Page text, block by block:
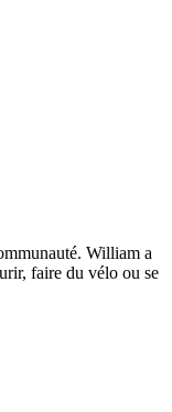
William a
faire du vélo ou se